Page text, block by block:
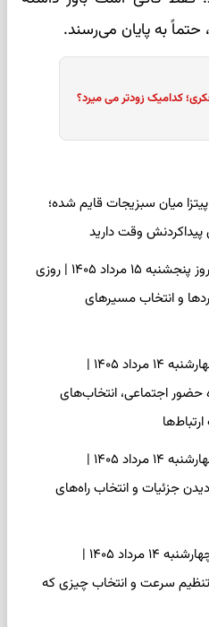
به پایان می‌رسند.
کدامیک زودتر می میرد؟
میان سبزیجات قایم شده؛
فال سرنوشت امروز پنجشنبه ۱۵ مرداد ۱۴۰۵ | روزی
و انتخاب مسیرهای
فال اسم امروز چهارشنبه ۱۴ مرداد ۱۴۰۵ |
حضور اجتماعی، انتخاب‌های
فال چای امروز چهارشنبه ۱۴ مرداد ۱۴۰۵ |
جزئیات و انتخاب راه‌های
فال شمع امروز چهارشنبه ۱۴ مرداد ۱۴۰۵ |
تنظیم سرعت و انتخاب چیزی که